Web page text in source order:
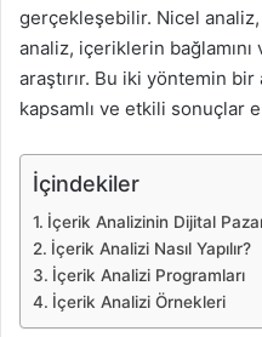
gerçekleşebilir. Nicel
analiz, içeriklerin bağlamını
araştırır. Bu iki yöntemin bir
kapsamlı ve etkili sonuçlar
İçindekiler
İçerik Analizinin Dijital
İçerik Analizi Nasıl Yapılır?
İçerik Analizi Programları
İçerik Analizi Örnekleri